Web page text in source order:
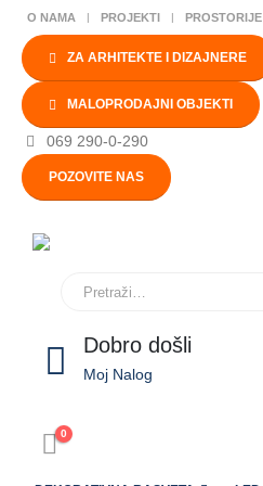
O NAMA PROJEKTI PROSTORIJE
ZA ARHITEKTE I DIZAJNERE
MALOPRODAJNI OBJEKTI
069 290-0-290
POZOVITE NAS
Dobro došli
Moj Nalog
0